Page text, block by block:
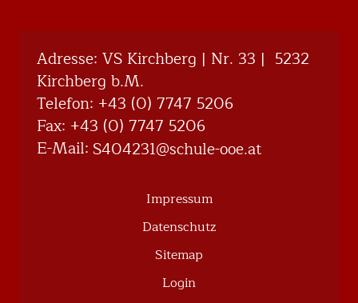
Adresse: VS Kirchberg | Nr. 33 | 5232
Kirchberg b.M.
Telefon: +43 (0) 7747 5206
Fax: +43 (0) 7747 5206
E-Mail:
ta.eoo-eluhcs
@132404S
Impressum
Datenschutz
Sitemap
Login